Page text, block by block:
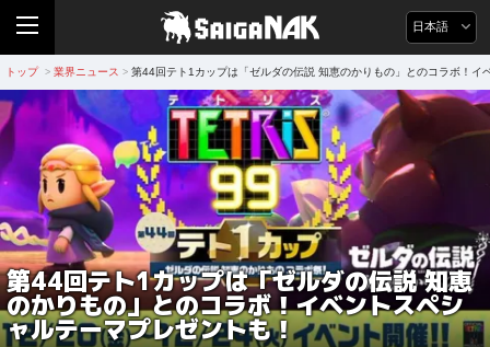
日本語
トップ > 業界ニュース > 第44回テト1カップは「ゼルダの伝説 知恵のかりもの」とのコラボ！イ
第44回テト1カップは「ゼルダの伝説 知恵
のかりもの」とのコラボ！イベントスペシ
ャルテーマプレゼントも！